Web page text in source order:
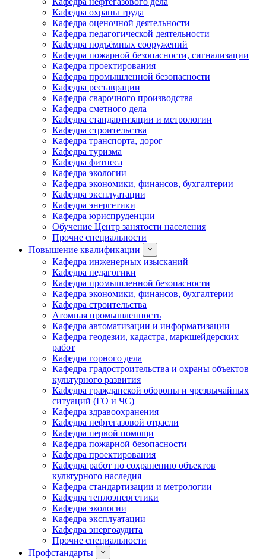
Кафедра охраны труда
Кафедра оценочной деятельности
Кафедра педагогической деятельности
Кафедра подъёмных сооружений
Кафедра пожарной безопасности, сигнализации
Кафедра проектирования
Кафедра промышленной безопасности
Кафедра реставрации
Кафедра сварочного производства
Кафедра сметного дела
Кафедра стандартизации и метрологии
Кафедра строительства
Кафедра транспорта, дорог
Кафедра туризма
Кафедра фитнеса
Кафедра экологии
Кафедра экономики, финансов, бухгалтерии
Кафедра эксплуатации
Кафедра энергетики
Кафедра юриспруденции
Обучение Центр занятости населения
Прочие специальности
Повышение квалификации
Кафедра инженерных изысканий
Кафедра педагогики
Кафедра промышленной безопасности
Кафедра экономики, финансов, бухгалтерии
Кафедра строительства
Атомная промышленность
Кафедра автоматизации и информатизации
Кафедра геодезии, кадастра, маркшейдерских
работ
Кафедра горного дела
Кафедра градостроительства и охраны объектов
культурного развития
Кафедра гражданской обороны и чрезвычайных
ситуаций (ГО и ЧС)
Кафедра здравоохранения
Кафедра нефтегазовой отрасли
Кафедра первой помощи
Кафедра пожарной безопасности
Кафедра проектирования
Кафедра работ по сохранению объектов
культурного наследия
Кафедра стандартизации и метрологии
Кафедра теплоэнергетики
Кафедра экологии
Кафедра эксплуатации
Кафедра энергоаудита
Прочие специальности
Профстандарты